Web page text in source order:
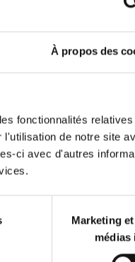
À propos des
fonctionnalités
de notre site
ci avec d'autres
Marketing
médias
Strategy as a
-
(EN)